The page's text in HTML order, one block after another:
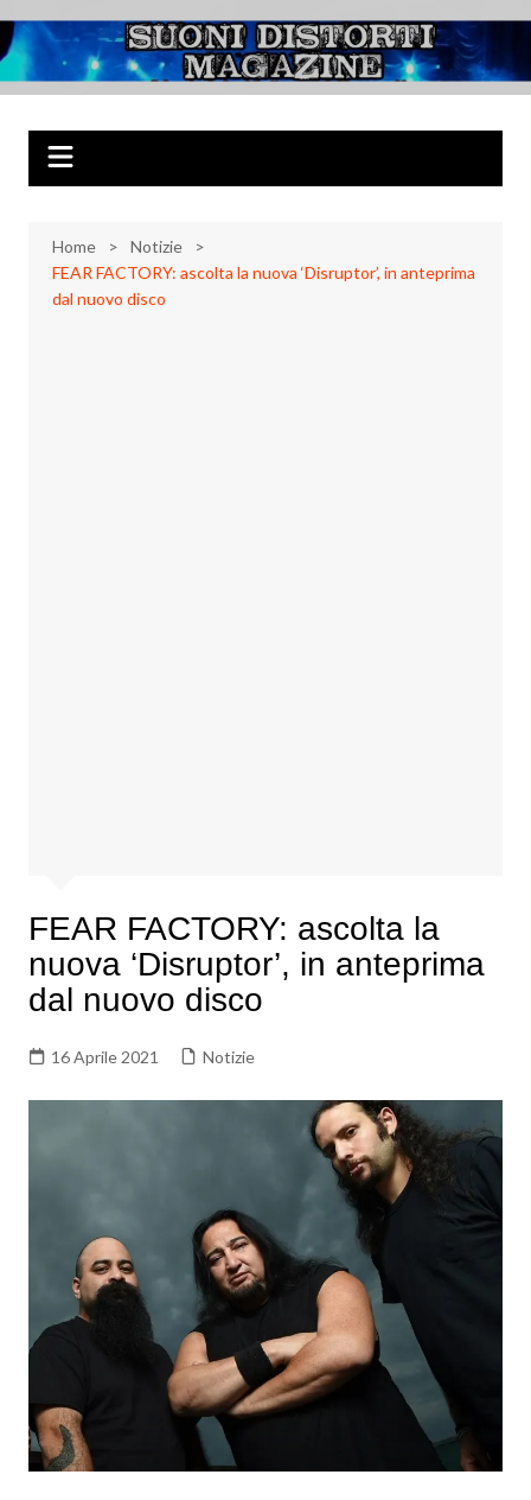
al
contenuto
Suoni Distorti
Magazine
Musica Rock, Metal, Punk e varie sonorità alternative
Home
Notizie
FEAR FACTORY: ascolta la nuova ‘Disruptor’, in anteprima
dal nuovo disco
FEAR FACTORY: ascolta la
nuova ‘Disruptor’, in anteprima
dal nuovo disco
16 Aprile 2021 Notizie